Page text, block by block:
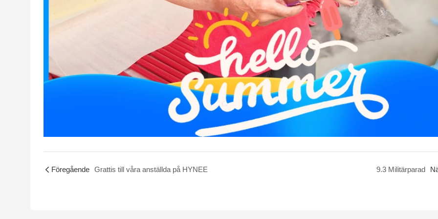
Föregående Grattis till våra anställda på HYNEE 9.3 Militärparad